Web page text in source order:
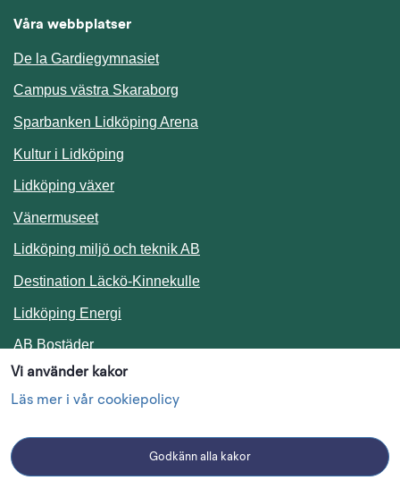
Vi använder kakor
Läs mer i vår cookiepolicy
Godkänn alla kakor
Våra webbplatser
De la Gardiegymnasiet
Campus västra Skaraborg
Sparbanken Lidköping Arena
Kultur i Lidköping
Lidköping växer
Vänermuseet
Lidköping miljö och teknik AB
Destination Läckö-KinnekulleLänk till annan webbplats.
Lidköping Energi
AB BostäderLänk till annan webbplats.
Följ oss i sociala medier
Linkedin